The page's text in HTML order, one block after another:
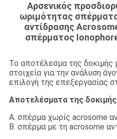
Αρσενικός
ωριμότητας
αντίδρασης
σπέρματος
Το αποτέλεσμα της δοκιμής
στοιχεία για την ανάλυση
επιλογή της επεξεργασίας
Αποτελέσματα της
Α. σπέρμα χωρίς acrosome
Β. σπέρμα με τη acrosome